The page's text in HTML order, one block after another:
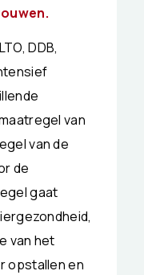
DDB,
van
van de
de
gaat
van het
opstallen en